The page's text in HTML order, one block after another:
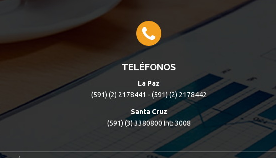
TELÉFONOS
La Paz
(591) (2) 2178441 - (591) (2) 2178442
Santa Cruz
(591) (3) 3380800 Int: 3008